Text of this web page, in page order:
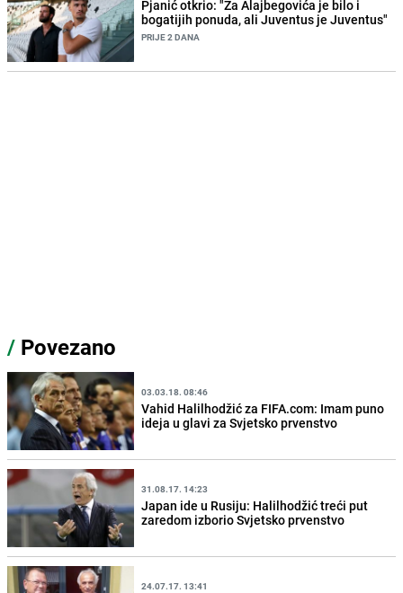
Pjanić otkrio: "Za Alajbegovića je bilo i
bogatijih ponuda, ali Juventus je Juventus"
PRIJE 2 DANA
/ Povezano
03.03.18. 08:46
Vahid Halilhodžić za FIFA.com: Imam puno
ideja u glavi za Svjetsko prvenstvo
31.08.17. 14:23
Japan ide u Rusiju: Halilhodžić treći put
zaredom izborio Svjetsko prvenstvo
24.07.17. 13:41